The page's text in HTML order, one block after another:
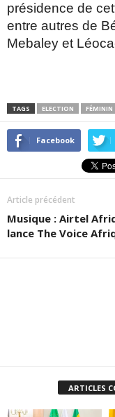
présidence de
entre autres de
Mebaley et
TAGS ELECTION FÉMININ
Facebook
Article précédent
Musique : Airtel
lance The Voice
ARTICLES